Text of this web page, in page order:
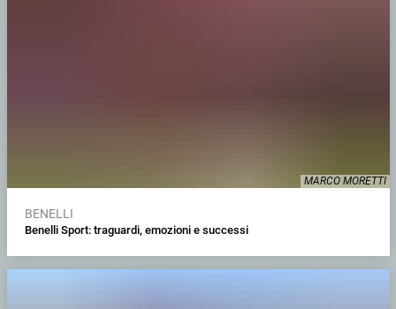
MARCO MORETTI
BENELLI
Benelli Sport: traguardi, emozioni e successi